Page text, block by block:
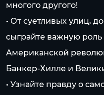
многого другого!
• От суетливых улиц,
сыграйте важную
Американской
Банкер-Хилле и
• Узнайте правду о